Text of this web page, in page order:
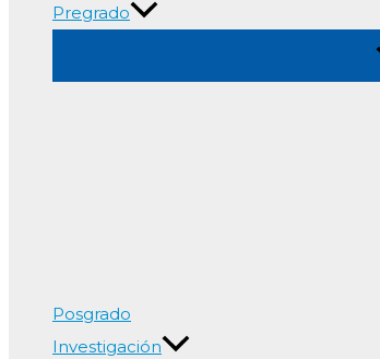
Pregrado
Posgrado
Investigación